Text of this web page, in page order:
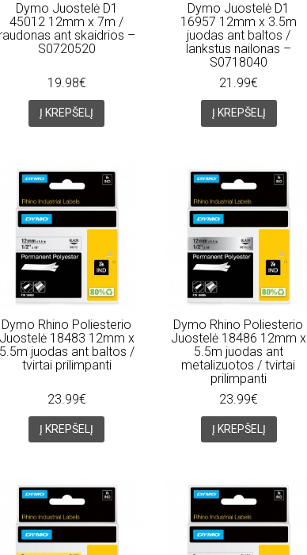
Dymo Juostelė D1
45012 12mm x 7m /
raudonas ant skaidrios –
S0720520
19.98€
Į KREPŠELĮ
Dymo Juostelė D1
16957 12mm x 3.5m
juodas ant baltos /
lankstus nailonas –
S0718040
21.99€
Į KREPŠELĮ
Dymo Rhino Poliesterio
Juostelė 18483 12mm x
5.5m juodas ant baltos /
tvirtai prilimpanti
23.99€
Į KREPŠELĮ
Dymo Rhino Poliesterio
Juostelė 18486 12mm x
5.5m juodas ant
metalizuotos / tvirtai
prilimpanti
23.99€
Į KREPŠELĮ